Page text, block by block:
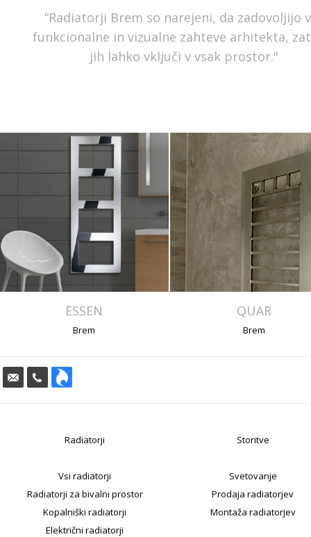
“Radiatorji Brem so narejeni, da zadovoljijo
funkcionalne in vizualne zahteve arhitekta,
jih lahko vključi v vsak prostor."
ESSEN
Brem
QUAR
Brem
Radiatorji
Vsi radiatorji
Radiatorji za bivalni prostor
Kopalniški radiatorji
Električni radiatorji
Storitve
Svetovanje
Prodaja radiatorjev
Montaža radiatorjev